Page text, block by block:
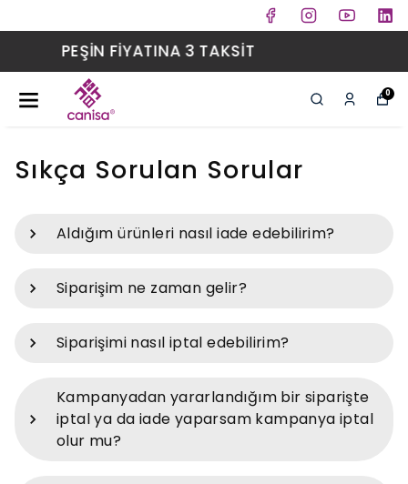
KOLAY KURULUM
0
Sıkça Sorulan Sorular
Aldığım ürünleri nasıl iade edebilirim?
Siparişim ne zaman gelir?
Siparişimi nasıl iptal edebilirim?
Kampanyadan yararlandığım bir siparişte
iptal ya da iade yaparsam kampanya iptal
olur mu?